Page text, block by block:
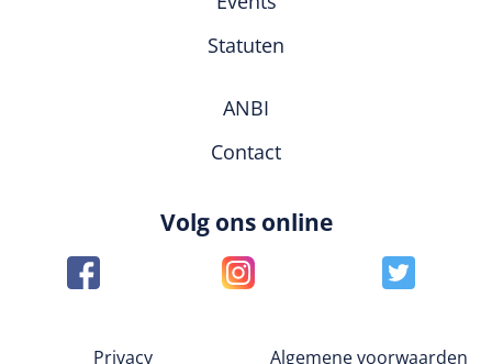
Statuten
ANBI
Contact
Volg ons online
Privacy Algemene voorwaarden